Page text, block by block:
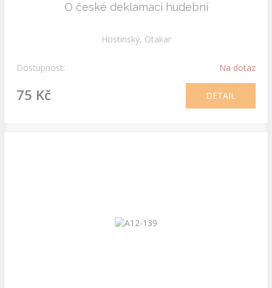
O české deklamaci hudební
Hostinský, Otakar
Dostupnost: Na dotaz
75 Kč DETAIL